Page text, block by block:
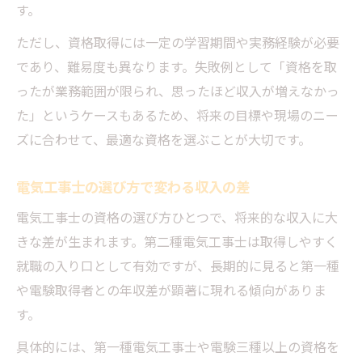
す。
ただし、資格取得には一定の学習期間や実務経験が必要
であり、難易度も異なります。失敗例として「資格を取
ったが業務範囲が限られ、思ったほど収入が増えなかっ
た」というケースもあるため、将来の目標や現場のニー
ズに合わせて、最適な資格を選ぶことが大切です。
電気工事士の選び方で変わる収入の差
電気工事士の資格の選び方ひとつで、将来的な収入に大
きな差が生まれます。第二種電気工事士は取得しやすく
就職の入り口として有効ですが、長期的に見ると第一種
や電験取得者との年収差が顕著に現れる傾向がありま
す。
具体的には、第一種電気工事士や電験三種以上の資格を